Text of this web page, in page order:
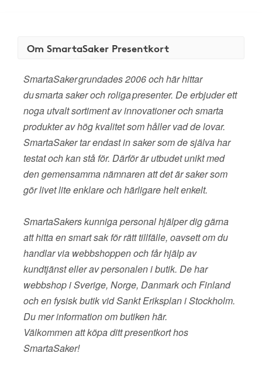
Om SmartaSaker Presentkort
SmartaSaker grundades 2006 och här hittar
du smarta saker och roliga presenter. De erbjuder ett
noga utvalt sortiment av innovationer och smarta
produkter av hög kvalitet som håller vad de lovar.
SmartaSaker tar endast in saker som de själva har
testat och kan stå för. Därför är utbudet unikt med
den gemensamma nämnaren att det är saker som
gör livet lite enklare och härligare helt enkelt.
SmartaSakers kunniga personal hjälper dig gärna
att hitta en smart sak för rätt tillfälle, oavsett om du
handlar via webbshoppen och får hjälp av
kundtjänst eller av personalen i butik. De har
webbshop i Sverige, Norge, Danmark och Finland
och en fysisk butik vid Sankt Eriksplan i Stockholm.
Du mer information om butiken här.
Välkommen att köpa ditt presentkort hos
SmartaSaker!